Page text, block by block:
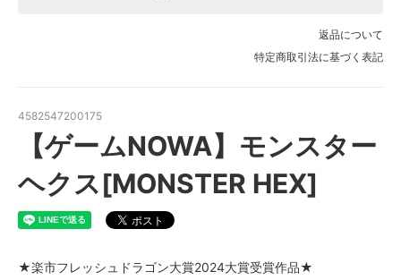
返品について
特定商取引法に基づく表記
4582547200175
【ゲームNOWA】モンスター
ヘクス[MONSTER HEX]
★楽市フレッシュドラゴン大賞2024大賞受賞作品★